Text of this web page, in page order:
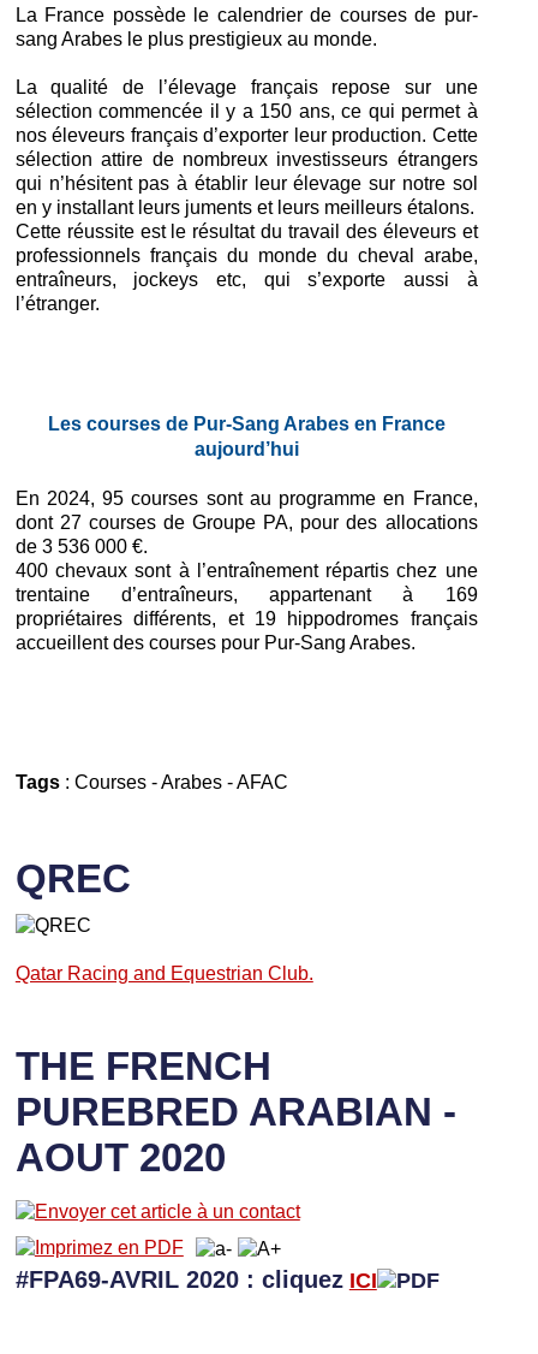
La France possède le calendrier de courses de pur-
sang Arabes le plus prestigieux au monde.
La qualité de l’élevage français repose sur une
sélection commencée il y a 150 ans, ce qui permet à
nos éleveurs français d’exporter leur production. Cette
sélection attire de nombreux investisseurs étrangers
qui n’hésitent pas à établir leur élevage sur notre sol
en y installant leurs juments et leurs meilleurs étalons.
Cette réussite est le résultat du travail des éleveurs et
professionnels français du monde du cheval arabe,
entraîneurs, jockeys etc, qui s’exporte aussi à
l’étranger.
Les courses de Pur-Sang Arabes en France
aujourd’hui
En 2024, 95 courses sont au programme en France,
dont 27 courses de Groupe PA, pour des allocations
de 3 536 000 €.
400 chevaux sont à l’entraînement répartis chez une
trentaine d’entraîneurs, appartenant à 169
propriétaires différents, et 19 hippodromes français
accueillent des courses pour Pur-Sang Arabes.
Tags: Courses-Arabes-AFAC
QREC
Qatar Racing and Equestrian Club.
THE FRENCH
PUREBRED ARABIAN -
AOUT 2020
#FPA69-AVRIL 2020 : cliquez ICI